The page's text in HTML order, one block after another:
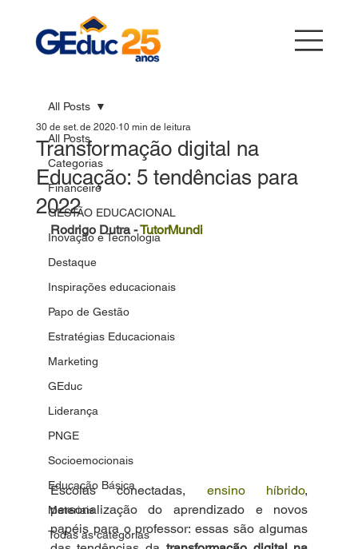
All Posts
Categorias
Financeiro
GESTÃO EDUCACIONAL
Inovação e Tecnologia
Destaque
Inspirações educacionais
Papo de Gestão
Estratégias Educacionais
Marketing
GEduc
Liderança
PNGE
Socioemocionais
Educação Básica
Materiais
Todas as categorias
All Posts
Transformação digital na
Educação: 5 tendências para
2022
30 de set. de 2020 10 min de leitura
Rodrigo Dutra - TutorMundi
Escolas conectadas, ensino híbrido,
personalização do aprendizado e novos
papéis para o professor: essas são algumas